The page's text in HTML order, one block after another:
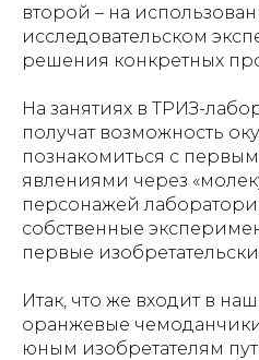
второй – на
исследовательском
решения конкретных
На занятиях в ТРИЗ-
получат возможность
познакомиться с
явлениями через
персонажей
собственные
первые
Итак, что же входит в
оранжевые
юным изобретателям